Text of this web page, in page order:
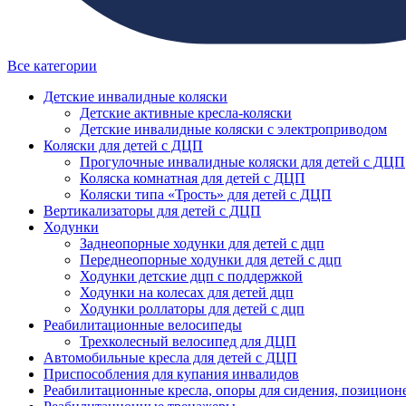
Все категории
Детские инвалидные коляски
Детские активные кресла-коляски
Детские инвалидные коляски с электроприводом
Коляски для детей с ДЦП
Прогулочные инвалидные коляски для детей с ДЦП
Коляска комнатная для детей с ДЦП
Коляски типа «Трость» для детей с ДЦП
Вертикализаторы для детей с ДЦП
Ходунки
Заднеопорные ходунки для детей с дцп
Переднеопорные ходунки для детей с дцп
Ходунки детские дцп с поддержкой
Ходунки на колесах для детей дцп
Ходунки роллаторы для детей с дцп
Реабилитационные велосипеды
Трехколесный велосипед для ДЦП
Автомобильные кресла для детей с ДЦП
Приспособления для купания инвалидов
Реабилитационные кресла, опоры для сидения,